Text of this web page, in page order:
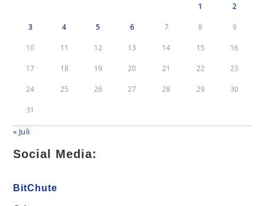
1 2
3 4 5 6 7 8 9
10 11 12 13 14 15 16
17 18 19 20 21 22 23
24 25 26 27 28 29 30
31
« Juli
Social Media:
BitChute